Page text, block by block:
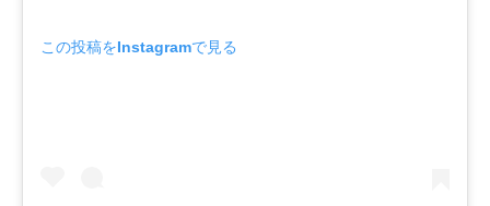
この投稿をInstagramで見る